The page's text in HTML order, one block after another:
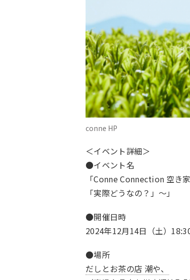
conne HP
＜イベント詳細＞
●イベント名
「Conne Connection 空き
「実際どうなの？」〜」
●開催日時
2024年12月14日（土）
●場所
だしとお茶の店 潮や、